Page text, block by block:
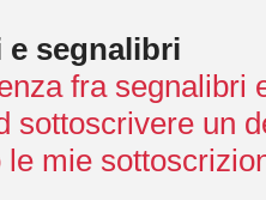
segnalibri
fra segnalibri
sottoscrivere un
mie